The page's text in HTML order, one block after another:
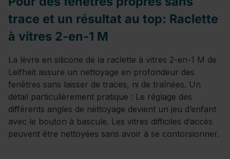
trace et un résultat au top: Raclette
à vitres 2-en-1 M
La lèvre en silicone de la raclette à vitres 2-en-1 M de
Leifheit assure un nettoyage en profondeur des
fenêtres sans laisser de traces, ni de traînées. Un
détail particulièrement pratique : Le réglage des
différents angles de nettoyage devient un jeu d’enfant
avec le bouton à bascule. Les vitres difficiles d’accès
peuvent être nettoyées sans avoir à se contorsionner.